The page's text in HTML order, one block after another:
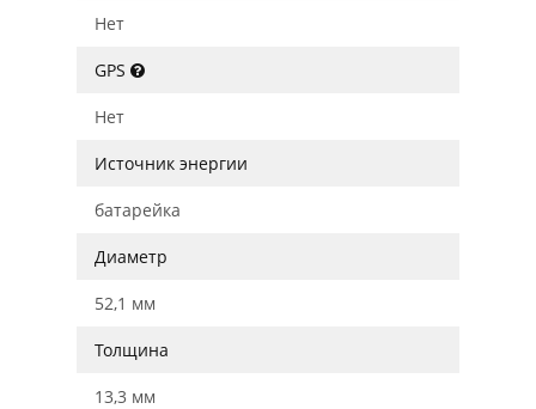
Нет
GPS
Нет
Источник энергии
батарейка
Диаметр
52,1 мм
Толщина
13,3 мм